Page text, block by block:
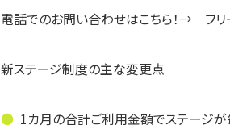
電話でのお問い合わせはこちら！→ フリ
新ステージ制度の主な変更点
1カ月の合計ご利用金額でステージが